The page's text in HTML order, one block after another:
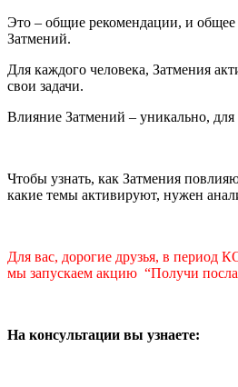
Это – общие рекомендации, и общее
Затмений.
Для каждого человека, Затмения
свои задачи.
Влияние Затмений – уникально, для
Чтобы узнать, как Затмения
какие темы активируют, нужен
Для вас, дорогие друзья, в
мы запускаем акцию “Получи
На консультации вы узнаете: